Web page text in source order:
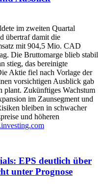
im zweiten Quartal
übertraf damit die
mit 904,5 Mio. CAD
Die Bruttomarge blieb stabil
stieg, das bereinigte
Aktie fiel nach Vorlage der
vorsichtigen Ausblick gab
plant. Zukünftiges Wachstum
im Zaunsegment und
bleiben in schwacher
und höheren
EPS deutlich über
unter Prognose